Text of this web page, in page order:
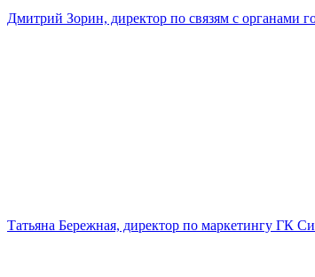
Дмитрий Зорин, директор по связям с органами
Татьяна Бережная, директор по маркетингу ГК